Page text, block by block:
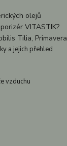
olejů
VITASTIK?
Tilia, Primavera
a jejich přehled
vzduchu